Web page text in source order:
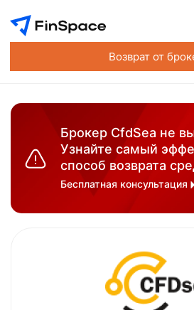
Возврат от
Брокер CfdSea не
Узнайте самый
способ возврата
Бесплатная консультация